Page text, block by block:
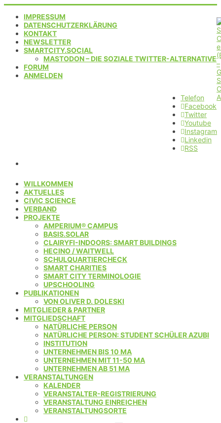
IMPRESSUM
DATENSCHUTZERKLÄRUNG
KONTAKT
NEWSLETTER
SMARTCITY.SOCIAL
MASTODON – DIE SOZIALE TWITTER-ALTERNATIVE
FORUM
ANMELDEN
Telefon
Facebook
Twitter
Youtube
Instagram
Linkedin
RSS
WILLKOMMEN
AKTUELLES
CIVIC SCIENCE
VERBAND
PROJEKTE
AMPERIUM® CAMPUS
BASIS.SOLAR
CLAIRYFI-INDOORS: SMART BUILDINGS
HECINO / WAITWELL
SCHULQUARTIERCHECK
SMART CHARITIES
SMART CITY TERMINOLOGIE
UPSCHOOLING
PUBLIKATIONEN
VON OLIVER D. DOLESKI
MITGLIEDER & PARTNER
MITGLIEDSCHAFT
NATÜRLICHE PERSON
NATÜRLICHE PERSON: STUDENT SCHÜLER AZUBI
INSTITUTION
UNTERNEHMEN BIS 10 MA
UNTERNEHMEN MIT 11-50 MA
UNTERNEHMEN AB 51 MA
VERANSTALTUNGEN
KALENDER
VERANSTALTER-REGISTRIERUNG
VERANSTALTUNG EINREICHEN
VERANSTALTUNGSORTE